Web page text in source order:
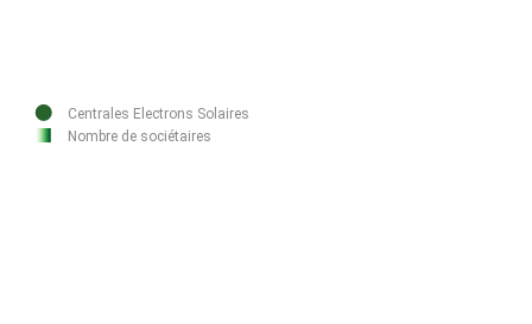
Centrales Electrons Solaires
Nombre de sociétaires